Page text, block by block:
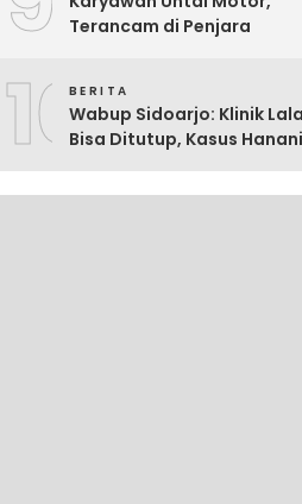
Terancam di Penjara
10BERITA
Wabup Sidoarjo: Klinik
Bisa Ditutup, Kasus